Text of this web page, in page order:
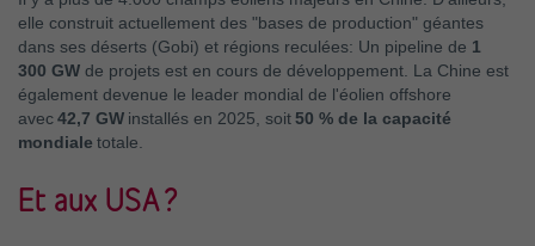
elle construit actuellement des "bases de production" géantes
dans ses déserts (Gobi) et régions reculées: Un pipeline de 1
300 GW de projets est en cours de développement. La Chine est
également devenue le leader mondial de l'éolien offshore
avec42,7 GW installés en 2025, soit50 % de la capacité
mondiale totale.
Et aux USA ?